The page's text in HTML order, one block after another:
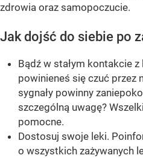
zdrowia oraz samopoczucie.
Jak dojść do siebie po
Bądź w stałym kontakcie
powinieneś się czuć przez
sygnały powinny
szczególną uwagę?
pomocne.
Dostosuj swoje leki.
o wszystkich zażywanych